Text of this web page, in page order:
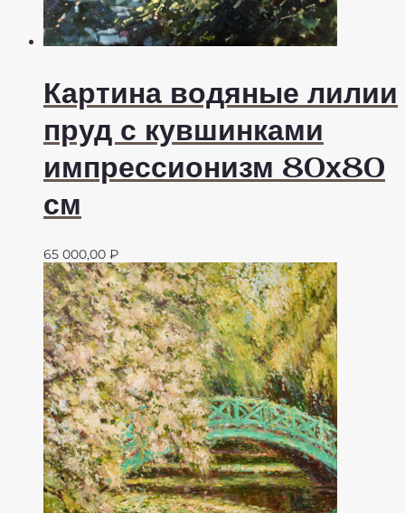
Картина водяные лилии
пруд с кувшинками
импрессионизм 80х80
см
65 000,00 ₽